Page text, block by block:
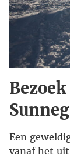
Een
vanaf het